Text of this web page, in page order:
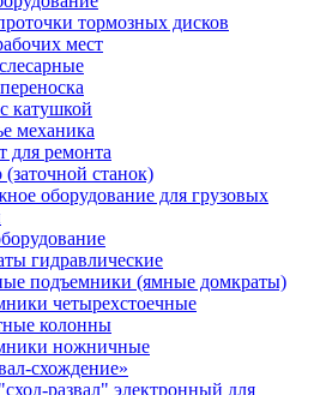
тормозных дисков
мест
катушкой
механика
для ремонта
станок)
оборудование для грузовых
гидравлические
подъемники (ямные домкраты)
четырехстоечные
колонны
ножничные
схождение»
развал" электронный для